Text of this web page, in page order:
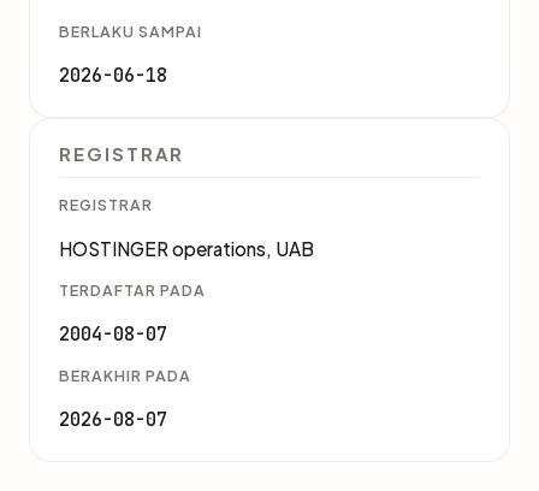
BERLAKU SAMPAI
2026-06-18
REGISTRAR
REGISTRAR
HOSTINGER operations, UAB
TERDAFTAR PADA
2004-08-07
BERAKHIR PADA
2026-08-07